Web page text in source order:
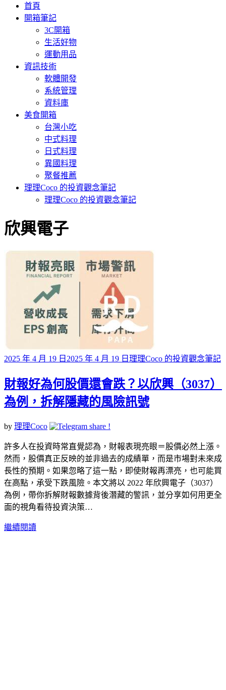
首頁
開箱筆記
3C開箱
生活好物
運動用品
資訊技術
軟體開發
系統管理
資料庫
美食開箱
台灣小吃
中式料理
日式料理
異國料理
聚餐推薦
理理Coco 的投資觀念筆記
理理Coco 的投資觀念筆記
標籤
:
欣興電子
Posted
on
2025 年 4 月 19 日 2025 年 4 月 19 日 理理Coco 的投資觀念筆記
財報好為何股價還會跌？以欣興（3037）
為例，拆解隱藏的風險訊號
by 理理Coco
許多人在投資時常直覺認為，財報表現亮眼＝股價必然上漲。
然而，股價真正反映的並非過去的成績單，而是市場對未來成
長性的預期。如果忽略了這一點，即使財報再漂亮，也可能買
在高點，承受下跌風險。本文將以 2022 年欣興電子（3037）
為例，帶你拆解財報數據背後潛藏的警訊，並分享如何用更全
面的視角看待投資決策…
繼續閱讀